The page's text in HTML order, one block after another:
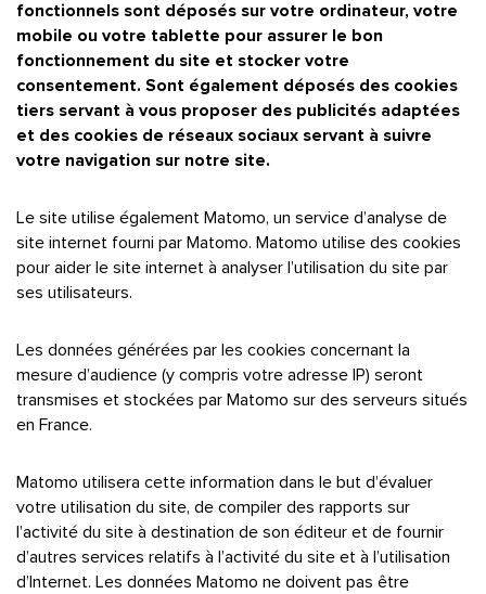
fonctionnels sont déposés sur votre ordinateur, votre
mobile ou votre tablette pour assurer le bon
fonctionnement du site et stocker votre
consentement. Sont également déposés des cookies
tiers servant à vous proposer des publicités adaptées
et des cookies de réseaux sociaux servant à suivre
votre navigation sur notre site.
Le site utilise également Matomo, un service d’analyse de
site internet fourni par Matomo. Matomo utilise des cookies
pour aider le site internet à analyser l’utilisation du site par
ses utilisateurs.
Les données générées par les cookies concernant la
mesure d’audience (y compris votre adresse IP) seront
transmises et stockées par Matomo sur des serveurs situés
en France.
Matomo utilisera cette information dans le but d’évaluer
votre utilisation du site, de compiler des rapports sur
l’activité du site à destination de son éditeur et de fournir
d’autres services relatifs à l’activité du site et à l’utilisation
d’Internet. Les données Matomo ne doivent pas être